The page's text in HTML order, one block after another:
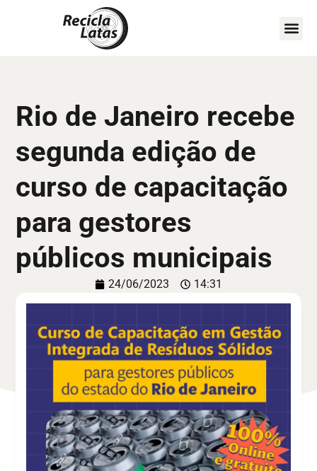
Rio de Janeiro recebe
segunda edição de
curso de capacitação
para gestores
públicos municipais
24/06/2023 14:31